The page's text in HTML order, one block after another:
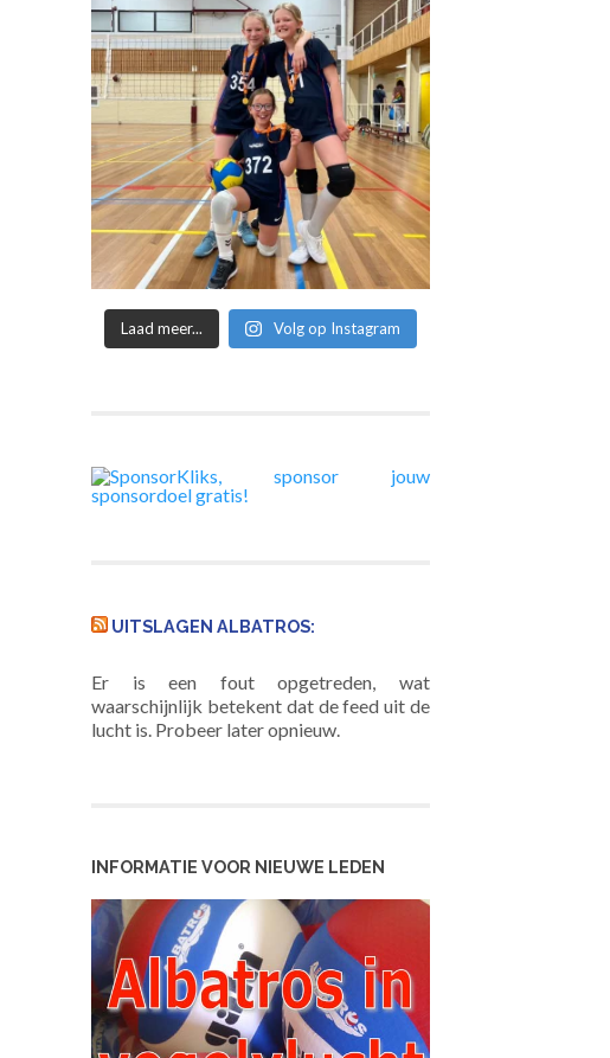
klasse
jaar met spelen
Laad meer... Volg op Instagram
UITSLAGEN ALBATROS:
Er is een fout opgetreden, wat
waarschijnlijk betekent dat de feed uit de
lucht is. Probeer later opnieuw.
INFORMATIE VOOR NIEUWE LEDEN